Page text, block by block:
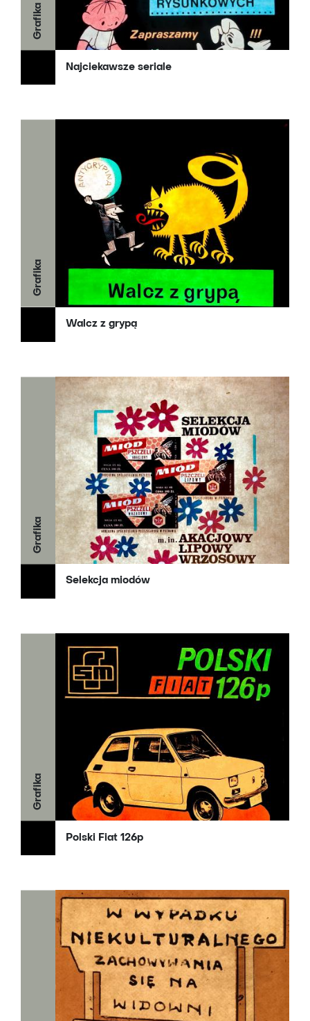
Grafika
Najciekawsze seriale
Grafika
Walcz z grypą
Grafika
Selekcja miodów
Grafika
Polski Fiat 126p